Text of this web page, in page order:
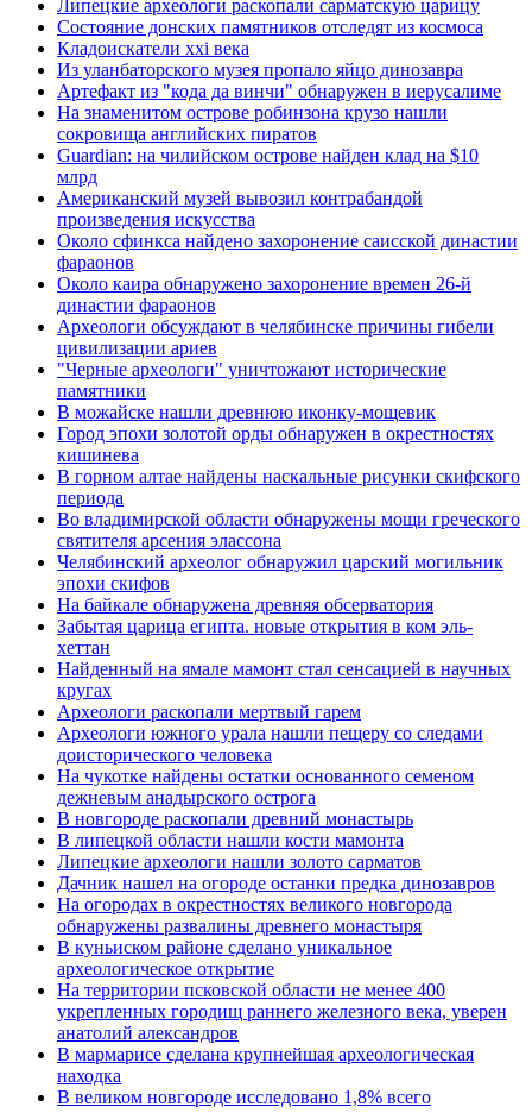
Липецкие археологи раскопали сарматскую царицу
Состояние донских памятников отследят из космоса
Кладоискатели xxi века
Из уланбаторского музея пропало яйцо динозавра
Артефакт из "кода да винчи" обнаружен в иерусалиме
На знаменитом острове робинзона крузо нашли
сокровища английских пиратов
Guardian: на чилийском острове найден клад на $10
млрд
Американский музей вывозил контрабандой
произведения искусства
Около сфинкса найдено захоронение саисской династии
фараонов
Около каира обнаружено захоронение времен 26-й
династии фараонов
Археологи обсуждают в челябинске причины гибели
цивилизации ариев
"Черные археологи" уничтожают исторические
памятники
В можайске нашли древнюю иконку-мощевик
Город эпохи золотой орды обнаружен в окрестностях
кишинева
В горном алтае найдены наскальные рисунки скифского
периода
Во владимирской области обнаружены мощи греческого
святителя арсения элассона
Челябинский археолог обнаружил царский могильник
эпохи скифов
На байкале обнаружена древняя обсерватория
Забытая царица египта. новые открытия в ком эль-
хеттан
Найденный на ямале мамонт стал сенсацией в научных
кругах
Археологи раскопали мертвый гарем
Археологи южного урала нашли пещеру со следами
доисторического человека
На чукотке найдены остатки основанного семеном
дежневым анадырского острога
В новгороде раскопали древний монастырь
В липецкой области нашли кости мамонта
Липецкие археологи нашли золото сарматов
Дачник нашел на огороде останки предка динозавров
На огородах в окрестностях великого новгорода
обнаружены развалины древнего монастыря
В куньиском районе сделано уникальное
археологическое открытие
На территории псковской области не менее 400
укрепленных городищ раннего железного века, уверен
анатолий александров
В мармарисе сделана крупнейшая археологическая
находка
В великом новгороде исследовано 1,8% всего